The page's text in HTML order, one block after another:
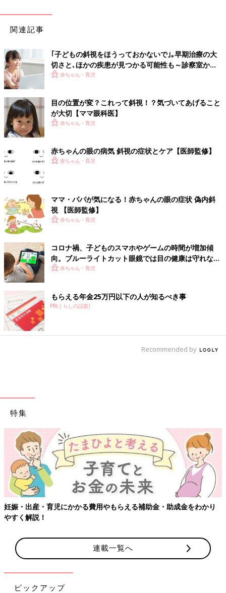
関連記事
｢子どもの斜視をほうっておかないで｣｡早期治療の大
切さと､ほかの疾患が見つかる可能性も～診察室から
の報告～【小児眼科医】
赤ちゃん・育児
目の位置が変？これって斜視！？気づいてあげること
が大切【ママ眼科医】
赤ちゃん・育児
赤ちゃんの眼の病気 斜視の症状とケア【医師監修】
赤ちゃん・育児
ママ・パパが気になる！赤ちゃんの眼の症状 偽内斜
視 【医師監修】
赤ちゃん・育児
コロナ禍、子どものスマホやゲームの時間が増加傾
向。ブルーライトカット眼鏡では目の健康は守れない
【眼科医】
赤ちゃん・育児
もらえる年金25万円以下の人が知るべき事
PR(くらしの話題)
Recommended by
特集
妊娠・出産・育児にかかる費用やもらえる補助金・助成金をわかり
やすく解説！
連載一覧へ
ピックアップ